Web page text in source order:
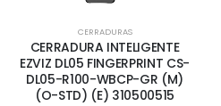
CERRADURAS
CERRADURA INTELIGENTE
EZVIZ DL05 FINGERPRINT CS-
DL05-R100-WBCP-GR (M)
(O-STD) (E) 310500515